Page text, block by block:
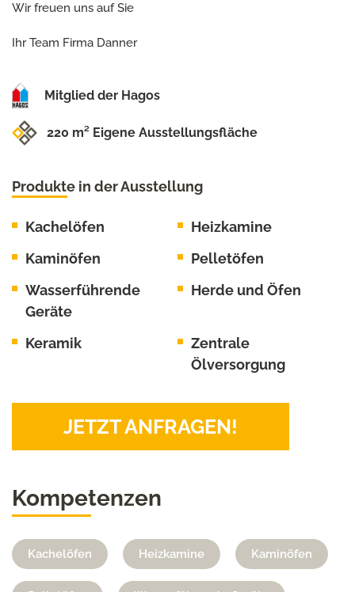
Wir freuen uns auf Sie
Ihr Team Firma Danner
Mitglied der Hagos
220 m² Eigene Ausstellungsfläche
Produkte in der Ausstellung
Kachelöfen
Heizkamine
Kaminöfen
Pelletöfen
Wasserführende
Geräte
Herde und Öfen
Keramik
Zentrale
Ölversorgung
JETZT ANFRAGEN!
Kompetenzen
Kachelöfen Heizkamine Kaminöfen